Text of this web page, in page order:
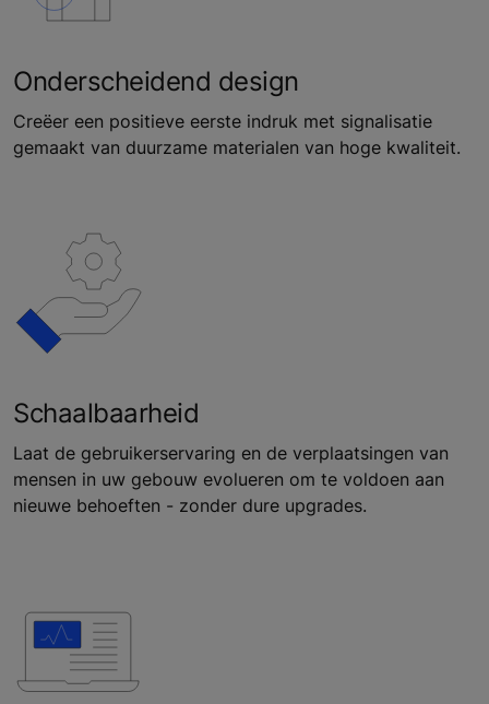
Onderscheidend design
Creëer een positieve eerste indruk met signalisatie
gemaakt van duurzame materialen van hoge kwaliteit.
Schaalbaarheid
Laat de gebruikerservaring en de verplaatsingen van
mensen in uw gebouw evolueren om te voldoen aan
nieuwe behoeften - zonder dure upgrades.